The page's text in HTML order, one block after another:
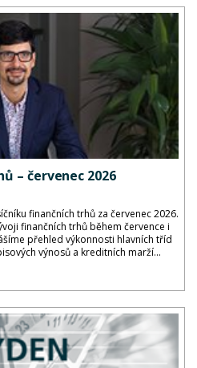
– červenec 2026
finančních trhů za červenec 2026.
finančních trhů během července i
přehled výkonnosti hlavních tříd
výnosů a kreditních marží...